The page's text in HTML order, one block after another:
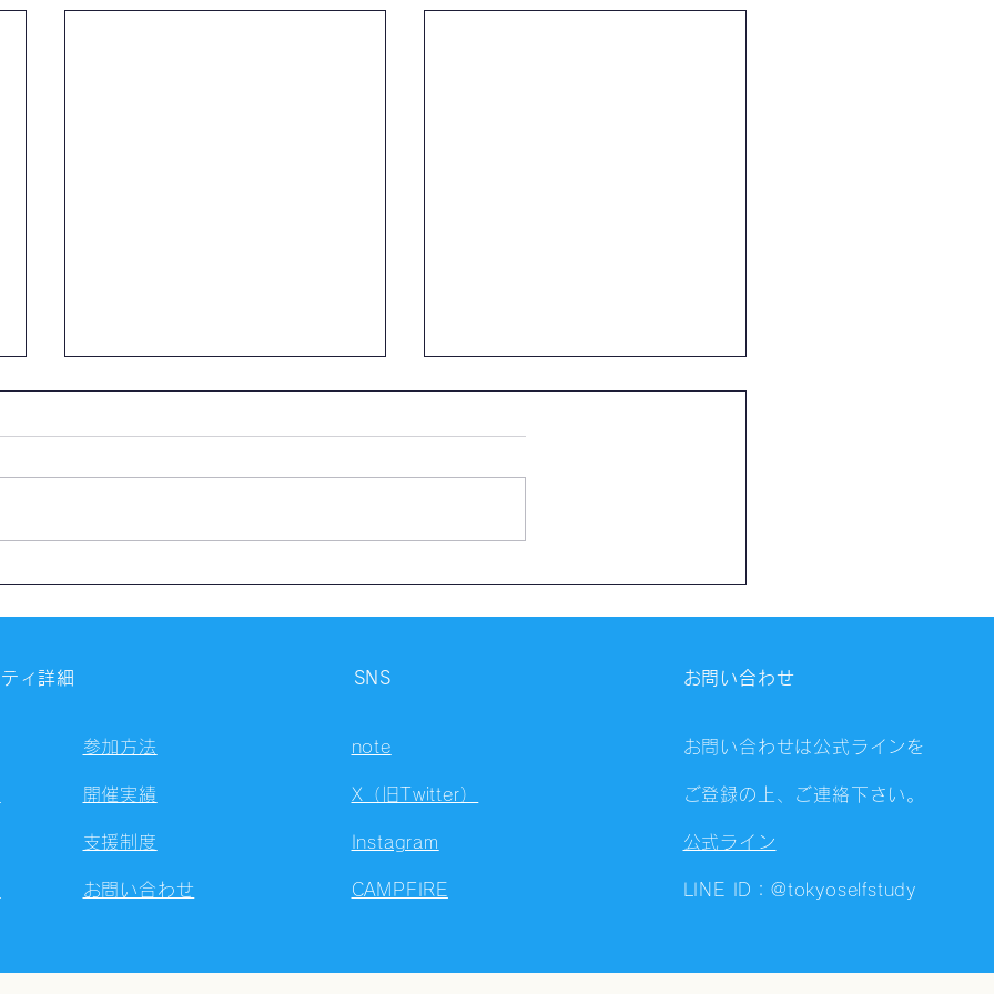
ィ詳細
参加方法
開催実績
支援制度
お問い合わせ
SNS
note
X（旧Twitter）
Instagram
CAMPFIRE
お問い合わせ
お問い合わせは公式ラインを
ご登録の上、ご連絡下さい。
公式ライン
LINE ID：@tokyoselfstudy